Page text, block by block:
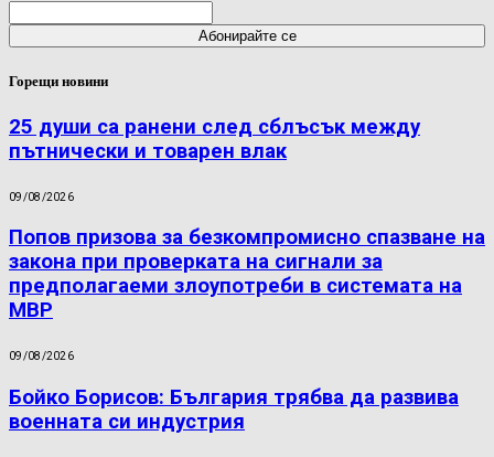
Горещи новини
25 души са ранени след сблъсък между
пътнически и товарен влак
09/08/2026
Попов призова за безкомпромисно спазване на
закона при проверката на сигнали за
предполагаеми злоупотреби в системата на
МВР
09/08/2026
Бойко Борисов: България трябва да развива
военната си индустрия